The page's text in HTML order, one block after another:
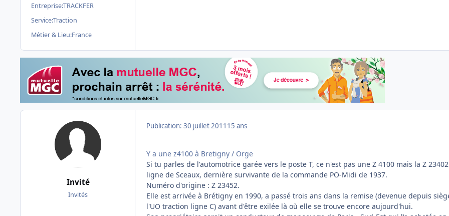
Entreprise:TRACKFER
Service:Traction
Métier & Lieu:France
Invité
Invités
Publication: 30 juillet 2011 15 ans
Y a une z4100 à Bretigny / Orge
Si tu parles de l'automotrice garée vers le poste T, ce n'est pas une Z 4100 mais la Z
ligne de Sceaux, dernière survivante de la commande PO-Midi de 1937.
Numéro d'origine : Z 23452.
Elle est arrivée à Brétigny en 1990, a passé trois ans dans la remise (devenue depuis
l'UO traction ligne C) avant d'être exilée là où elle se trouve encore aujourd'hui.